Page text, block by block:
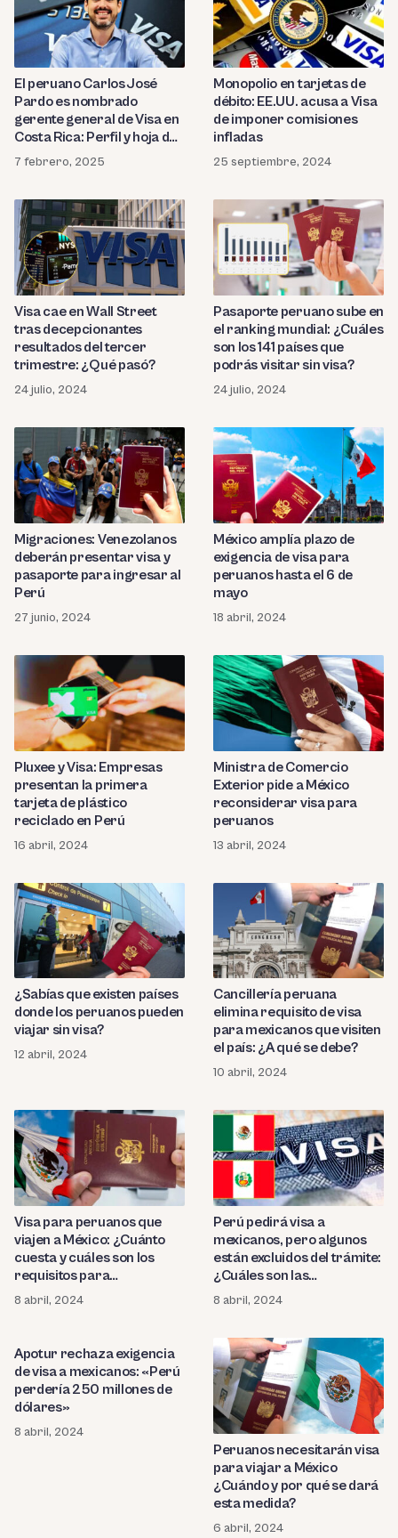
El peruano Carlos José
Pardo es nombrado
gerente general de Visa en
Costa Rica: Perfil y hoja de
vida
7 febrero, 2025
Monopolio en tarjetas de
débito: EE.UU. acusa a Visa
de imponer comisiones
infladas
25 septiembre, 2024
Visa cae en Wall Street
tras decepcionantes
resultados del tercer
trimestre: ¿Qué pasó?
24 julio, 2024
Pasaporte peruano sube en
el ranking mundial: ¿Cuáles
son los 141 países que
podrás visitar sin visa?
24 julio, 2024
Migraciones: Venezolanos
deberán presentar visa y
pasaporte para ingresar al
Perú
27 junio, 2024
México amplía plazo de
exigencia de visa para
peruanos hasta el 6 de
mayo
18 abril, 2024
Pluxee y Visa: Empresas
presentan la primera
tarjeta de plástico
reciclado en Perú
16 abril, 2024
Ministra de Comercio
Exterior pide a México
reconsiderar visa para
peruanos
13 abril, 2024
¿Sabías que existen países
donde los peruanos pueden
viajar sin visa?
12 abril, 2024
Cancillería peruana
elimina requisito de visa
para mexicanos que visiten
el país: ¿A qué se debe?
10 abril, 2024
Visa para peruanos que
viajen a México: ¿Cuánto
cuesta y cuáles son los
requisitos para
conseguirla?
8 abril, 2024
Perú pedirá visa a
mexicanos, pero algunos
están excluidos del trámite:
¿Cuáles son las
excepciones?
8 abril, 2024
Apotur rechaza exigencia
de visa a mexicanos: «Perú
perdería 250 millones de
dólares»
8 abril, 2024
Peruanos necesitarán visa
para viajar a México
¿Cuándo y por qué se dará
esta medida?
6 abril, 2024